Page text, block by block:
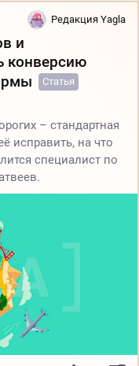
Редакция Yagla
и
конверсию
Статья
– стандартная
исправить, на что
специалист по